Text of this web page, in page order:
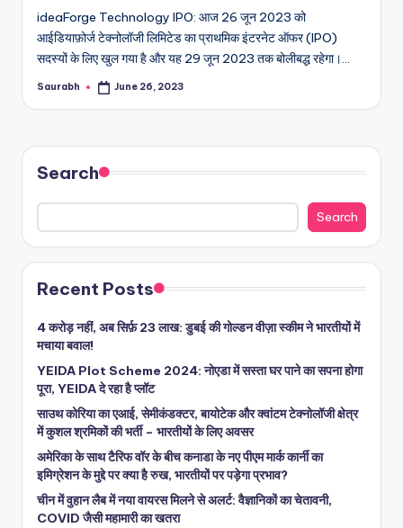
ideaForge Technology IPO: आज 26 जून 2023 को
आईडियाफ़ोर्ज टेक्नोलॉजी लिमिटेड का प्राथमिक इंटरनेट ऑफर (IPO)
सदस्यों के लिए खुल गया है और यह 29 जून 2023 तक बोलीबद्ध रहेगा।…
Posted
Saurabh June 26, 2023
Search
Search
Recent Posts
4 करोड़ नहीं, अब सिर्फ़ 23 लाख: डुबई की गोल्डन वीज़ा स्कीम ने भारतीयों में
मचाया बवाल!
YEIDA Plot Scheme 2024: नोएडा में सस्ता घर पाने का सपना होगा
पूरा, YEIDA दे रहा है प्लॉट
साउथ कोरिया का एआई, सेमीकंडक्टर, बायोटेक और क्वांटम टेक्नोलॉजी क्षेत्र
में कुशल श्रमिकों की भर्ती – भारतीयों के लिए अवसर
अमेरिका के साथ टैरिफ वॉर के बीच कनाडा के नए पीएम मार्क कार्नी का
इमिग्रेशन के मुद्दे पर क्या है रुख, भारतीयों पर पड़ेगा प्रभाव?
चीन में वुहान लैब में नया वायरस मिलने से अलर्ट: वैज्ञानिकों का चेतावनी,
COVID जैसी महामारी का खतरा